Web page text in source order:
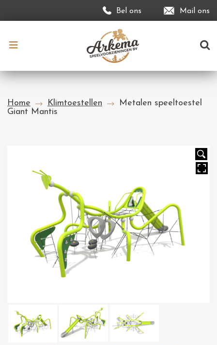
Bel ons Mail ons
Home Klimtoestellen
Metalen speeltoestel
Giant Mantis